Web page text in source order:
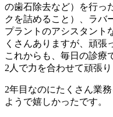
の歯石除去など）を行っ
クを詰めること）、ラバ
プラントのアシスタント
くさんありますが、頑張
これからも、毎日の診療
2人で力を合わせて頑張り
2年目なのにたくさん業
ようで嬉しかったです。